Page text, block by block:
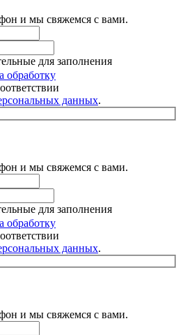
и мы свяжемся с вами.
для заполнения
обработку
данных.
и мы свяжемся с вами.
для заполнения
обработку
данных.
и мы свяжемся с вами.